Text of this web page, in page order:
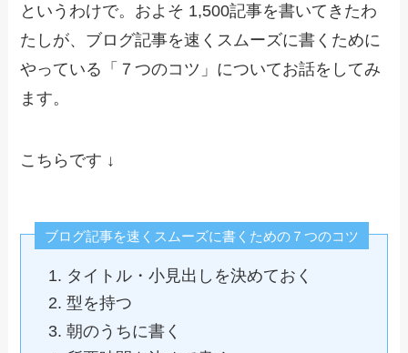
というわけで。およそ 1,500記事を書いてきたわ
たしが、ブログ記事を速くスムーズに書くために
やっている「７つのコツ」についてお話をしてみ
ます。
こちらです ↓
ブログ記事を速くスムーズに書くための７つのコツ
タイトル・小見出しを決めておく
型を持つ
朝のうちに書く